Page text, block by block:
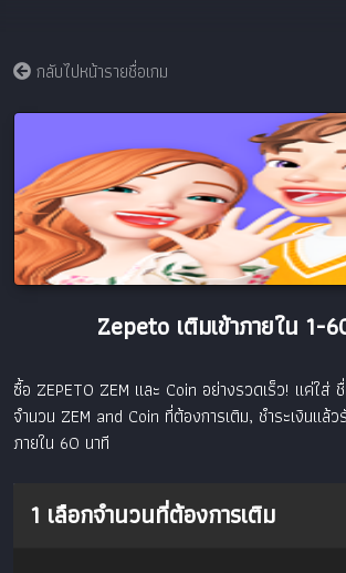
กลับไปหน้ารายชื่อเกม
Zepeto เติมเข้าภายใน 1-
ซื้อ ZEPETO ZEM และ Coin อย่างรวดเร็ว! แค่ใส่
จำนวน ZEM and Coin ที่ต้องการเติม, ชำระเงินแล้
ภายใน 60 นาที
1 เลือกจำนวนที่ต้องการเติม